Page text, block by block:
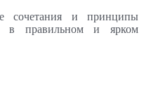
сочетания и принципы
в правильном и ярком